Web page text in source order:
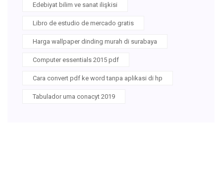
Edebiyat bilim ve sanat ilişkisi
Libro de estudio de mercado gratis
Harga wallpaper dinding murah di surabaya
Computer essentials 2015 pdf
Cara convert pdf ke word tanpa aplikasi di hp
Tabulador uma conacyt 2019